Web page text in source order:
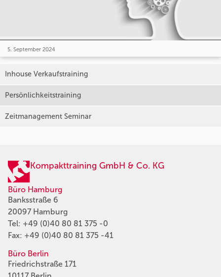
5. September 2024
Inhouse Verkaufstraining
Persönlichkeitstraining
Zeitmanagement Seminar
Kompakttraining GmbH & Co. KG
Büro Hamburg
Banksstraße 6
20097 Hamburg
Tel: +49 (0)40 80 81 375 -0
Fax: +49 (0)40 80 81 375 -41
Büro Berlin
Friedrichstraße 171